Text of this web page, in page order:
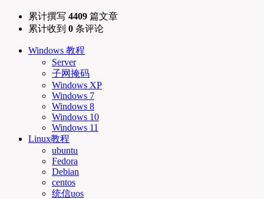
累计撰写 4409 篇文章
累计收到 0 条评论
Windows 教程
Server
子网掩码
Windows XP
Windows 7
Windows 8
Windows 10
Windows 11
Linux教程
ubuntu
Fedora
Debian
centos
统信uos